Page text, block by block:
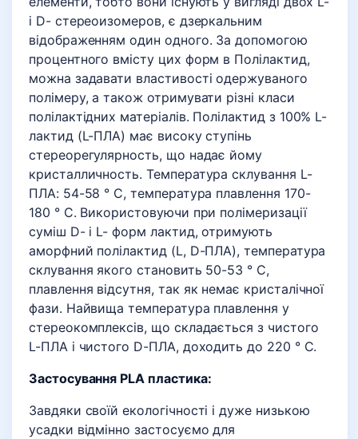
і D- стереоизомеров, є дзеркальним
відображенням один одного. За допомогою
процентного вмісту цих форм в Полілактид,
можна задавати властивості одержуваного
полімеру, а також отримувати різні класи
полілактідних матеріалів. Полілактид з 100% L-
лактид (L-ПЛА) має високу ступінь
стереорегулярность, що надає йому
кристалличность. Температура склування L-
ПЛА: 54-58 ° C, температура плавлення 170-
180 ° C. Використовуючи при полімеризації
суміш D- і L- форм лактид, отримують
аморфний полілактид (L, D-ПЛА), температура
склування якого становить 50-53 ° C,
плавлення відсутня, так як немає кристалічної
фази. Найвища температура плавлення у
стереокомплексів, що складається з чистого
L-ПЛА і чистого D-ПЛА, доходить до 220 ° C.
Застосування PLA пластика:
Завдяки своїй екологічності і дуже низькою
усадки відмінно застосуємо для